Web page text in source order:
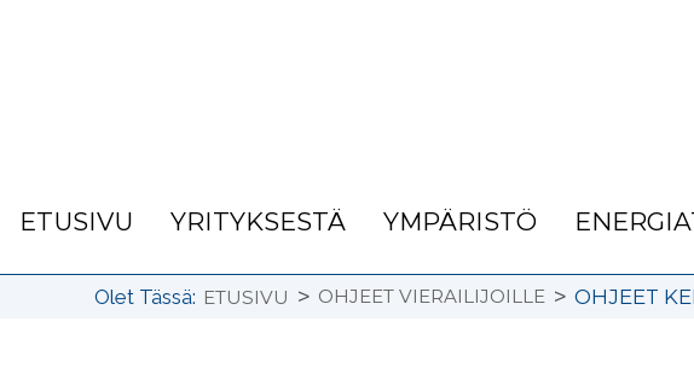
ETUSIVU YRITYKSESTÄ YMPÄRISTÖ
Olet Tässä: ETUSIVU > OHJEET VIERAILIJOILLE > OHJEET